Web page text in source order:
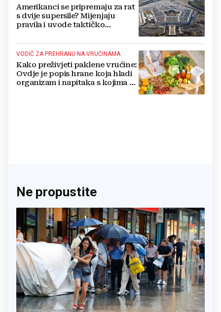
Amerikanci se pripremaju za rat
s dvije supersile? Mijenjaju
pravila i uvode taktičko
VODIČ ZA PREHRANU NA VRUĆINAMA
Kako preživjeti paklene vrućine:
Ovdje je popis hrane koja hladi
organizam i napitaka s kojima si
Ne propustite